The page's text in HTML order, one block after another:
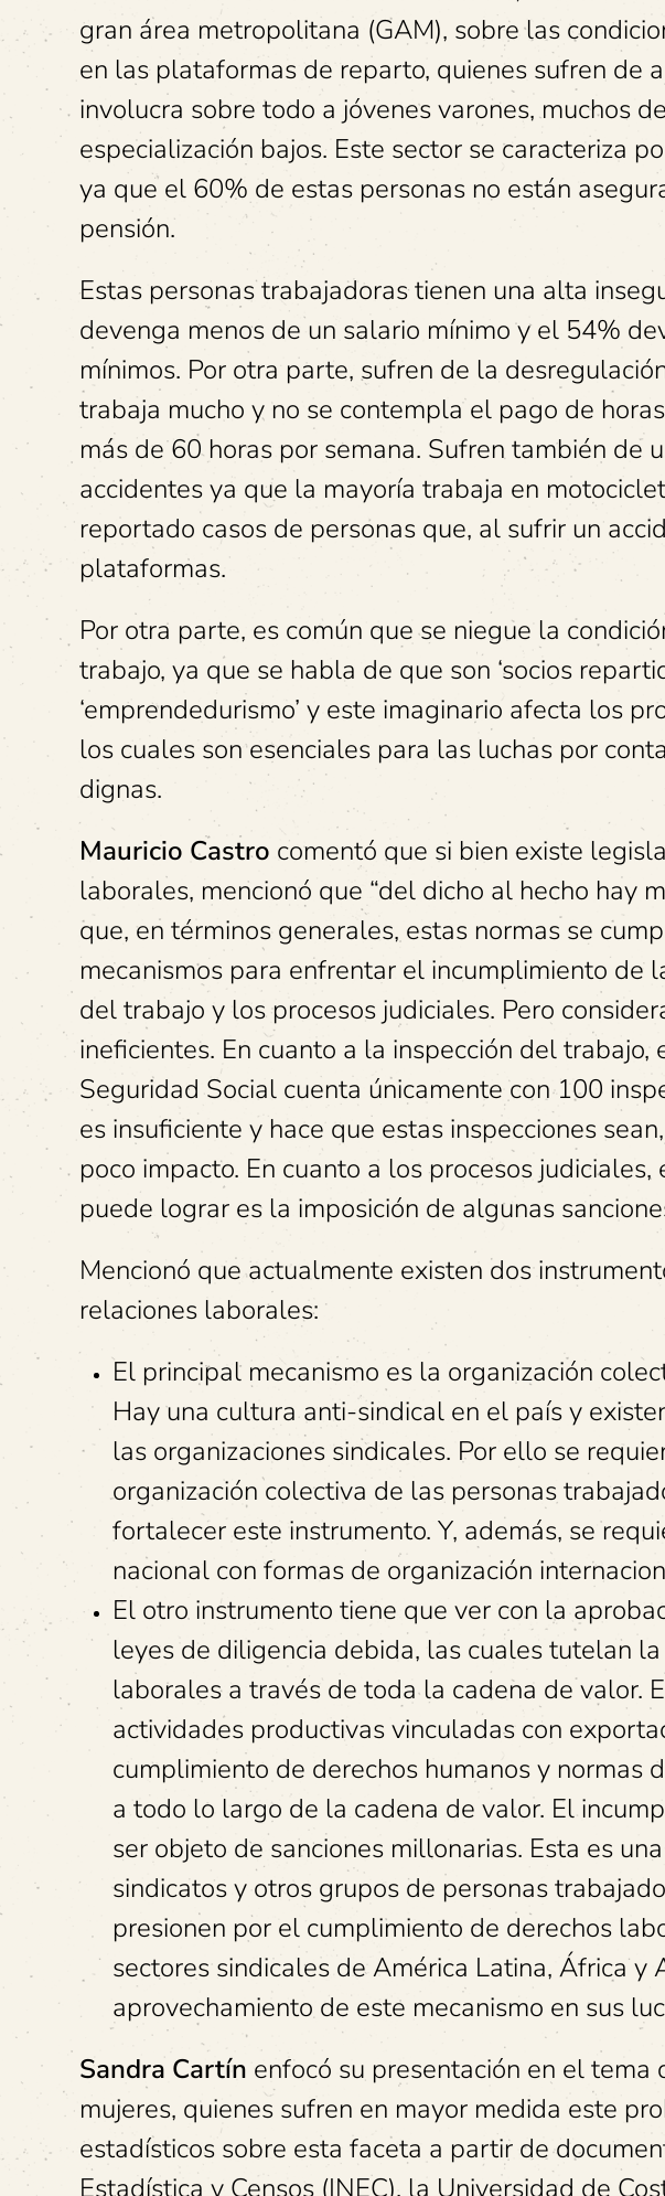
gran área metropolitana (GAM), sobre las
en las plataformas de reparto, quienes sufren de
involucra sobre todo a jóvenes varones, muchos
especialización bajos. Este sector se caracteriza
ya que el 60% de estas personas no están
pensión.
Estas personas trabajadoras tienen una alta
devenga menos de un salario mínimo y el 54%
mínimos. Por otra parte, sufren de la
trabaja mucho y no se contempla el pago de
más de 60 horas por semana. Sufren también de
accidentes ya que la mayoría trabaja en
reportado casos de personas que, al sufrir un
plataformas.
Por otra parte, es común que se niegue la
trabajo, ya que se habla de que son ‘socios
‘emprendedurismo’ y este imaginario afecta los
los cuales son esenciales para las luchas por
dignas.
Mauricio Castro comentó que si bien existe
laborales, mencionó que “del dicho al hecho hay
que, en términos generales, estas normas se
mecanismos para enfrentar el incumplimiento de
del trabajo y los procesos judiciales. Pero
ineficientes. En cuanto a la inspección del trabajo,
Seguridad Social cuenta únicamente con 100
es insuficiente y hace que estas inspecciones
poco impacto. En cuanto a los procesos
puede lograr es la imposición de algunas
Mencionó que actualmente existen dos
relaciones laborales:
El principal mecanismo es la organización
Hay una cultura anti-sindical en el país y
las organizaciones sindicales. Por ello se
organización colectiva de las personas
fortalecer este instrumento. Y, además, se
nacional con formas de organización
El otro instrumento tiene que ver con la
leyes de diligencia debida, las cuales tutelan
laborales a través de toda la cadena de valor.
actividades productivas vinculadas con
cumplimiento de derechos humanos y normas
a todo lo largo de la cadena de valor. El
ser objeto de sanciones millonarias. Esta es
sindicatos y otros grupos de personas
presionen por el cumplimiento de derechos
sectores sindicales de América Latina, África y
aprovechamiento de este mecanismo en sus
Sandra Cartín enfocó su presentación en el
mujeres, quienes sufren en mayor medida este
estadísticos sobre esta faceta a partir de
Estadística y Censos (INEC), la Universidad de